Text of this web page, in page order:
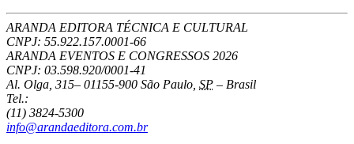
ARANDA EDITORA TÉCNICA E CULTURAL
CNPJ: 55.922.157.0001-66
ARANDA EVENTOS E CONGRESSOS 2026
CNPJ: 03.598.920/0001-41
Al. Olga, 315– 01155-900 São Paulo SP – Brasil
Tel.:
(11) 3824-5300
info@arandaeditora.com.br